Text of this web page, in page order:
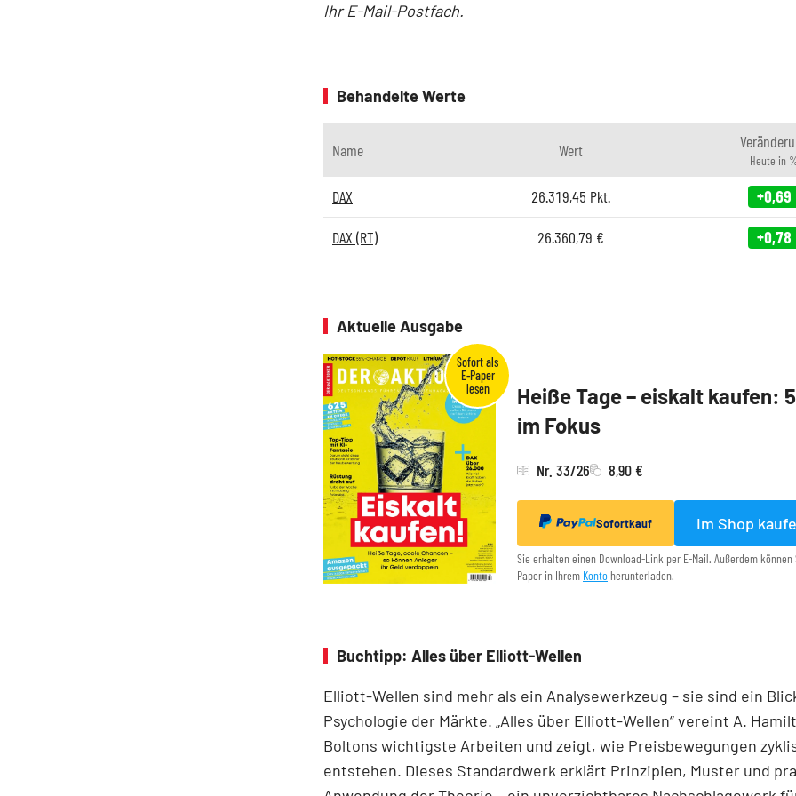
Ihr E-Mail-Postfach.
Behandelte Werte
Name Wert
Heute in
DAX 26.319,45 Pkt. +0,69
DAX (RT) 26.360,79 € +0,78
Aktuelle Ausgabe
Heiße Tage – eiskalt kaufen:
im Fokus
Nr. 33/26 8,90 €
Sofortkauf Im Shop
Sie erhalten einen Download-Link per E-Mail. Außerdem
Paper in Ihrem Konto herunterladen.
Buchtipp: Alles über Elliott-Wellen
Elliott-Wellen sind mehr als ein Analysewerkzeug – sie sind ein
Psychologie der Märkte. „Alles über Elliott-Wellen“ vereint A.
Boltons wichtigste Arbeiten und zeigt, wie Preisbewegungen
entstehen. Dieses Standardwerk erklärt Prinzipien, Muster und